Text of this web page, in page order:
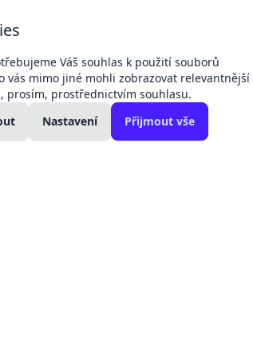
Změny cen produktů -
Victron, baterie
elektromateriál
27. 02.
2025
Měnič Victron
Váš souhlas k použití souborů
vás mimo jiné mohli zobrazovat relevantnější
prosím, prostřednictvím souhlasu.
Nastavení Přijmout vše